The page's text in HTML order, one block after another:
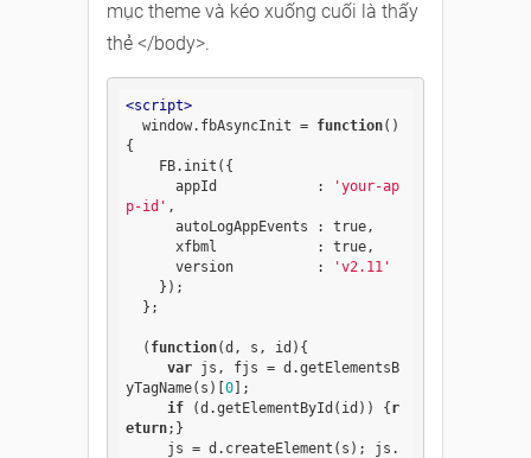
mục theme và kéo xuống cuối là thấy
thẻ </body>.
<script>
  window.fbAsyncInit =
function()
{
      appId            :
'your-ap
p-id' ,
      autoLogAppEvents :
true,
      xfbml            :
true,
      version          :
'v2.11'
  (
function(d, s, id) {
var js, fjs = d.getElementsB
yTagName(s)[0];
if (d.getElementById(id)) {r
eturn;}